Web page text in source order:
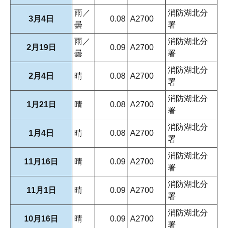
3月4日
雨／
曇
0.08 A2700
消防湖北分
署
2月19日
雨／
曇
0.09 A2700
消防湖北分
署
2月4日 晴 0.08 A2700
消防湖北分
署
1月21日 晴 0.08 A2700
消防湖北分
署
1月4日 晴 0.08 A2700
消防湖北分
署
11月16日 晴 0.09 A2700
消防湖北分
署
11月1日 晴 0.09 A2700
消防湖北分
署
10月16日 晴 0.09 A2700
消防湖北分
署